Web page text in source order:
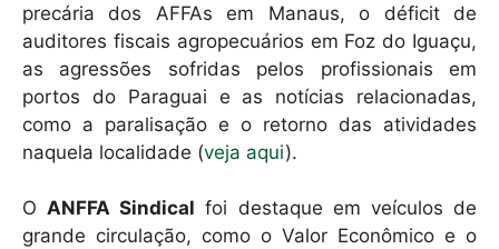
precária dos AFFAs em Manaus, o déficit de
auditores fiscais agropecuários em Foz do Iguaçu,
as agressões sofridas pelos profissionais em
portos do Paraguai e as notícias relacionadas,
como a paralisação e o retorno das atividades
naquela localidade (veja aqui).
OANFFA Sindical foi destaque em veículos de
grande circulação, como o Valor Econômico e o